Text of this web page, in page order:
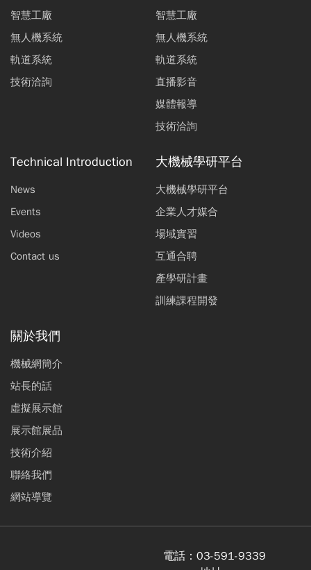
智慧工廠
無人機系統
軌道系統
技術洽詢
智慧工廠
無人機系統
軌道系統
直播影音
媒體報導
技術洽詢
Technical Introduction
News
Events
Videos
Contact us
大機械學研平台
大機械學研平台
企業人才媒合
場域實習
互通合聘
產學研計畫
訓練課程開發
關於我們
機械網簡介
站長的話
虛擬展示館
展示館展品
技術介紹
聯絡我們
網站導覽
電話： 03-591-9339